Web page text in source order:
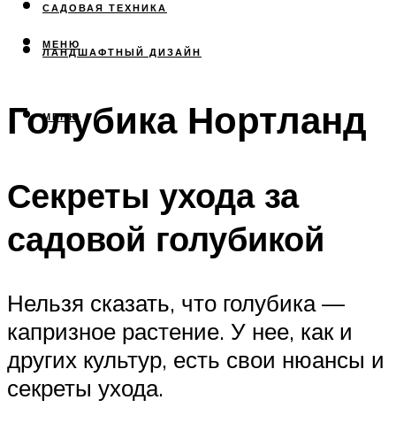
САДОВАЯ ТЕХНИКА
ЛАНДШАФТНЫЙ ДИЗАЙН
МЕНЮ
МЕНЮ
Голубика Нортланд
Секреты ухода за
садовой голубикой
Нельзя сказать, что голубика —
капризное растение. У нее, как и
других культур, есть свои нюансы и
секреты ухода.